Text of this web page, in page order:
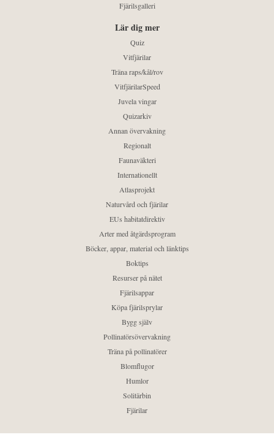
Fjärilsgalleri
Lär dig mer
Quiz
Vitfjärilar
Träna raps/kål/rov
VitfjärilarSpeed
Juvela vingar
Quizarkiv
Annan övervakning
Regionalt
Faunaväkteri
Internationellt
Atlasprojekt
Naturvård och fjärilar
EUs habitatdirektiv
Arter med åtgärdsprogram
Böcker, appar, material och länktips
Boktips
Resurser på nätet
Fjärilsappar
Köpa fjärilsprylar
Bygg själv
Pollinatörsövervakning
Träna på pollinatörer
Blomflugor
Humlor
Solitärbin
Fjärilar